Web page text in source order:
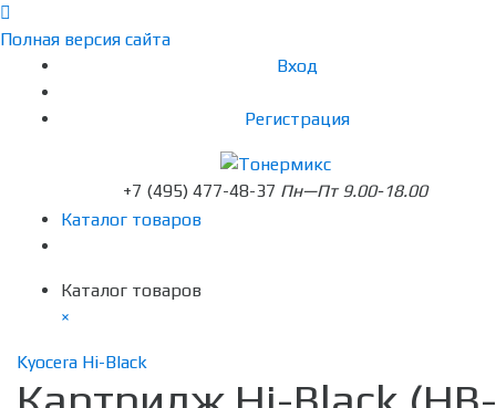
Полная версия сайта
Вход
Регистрация
+7 (495) 477-48-37 Пн—Пт 9.00-18.00
Каталог товаров
Каталог товаров
×
Kyocera Hi-Black